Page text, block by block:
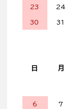
23 24
30 31
日 月
6 7